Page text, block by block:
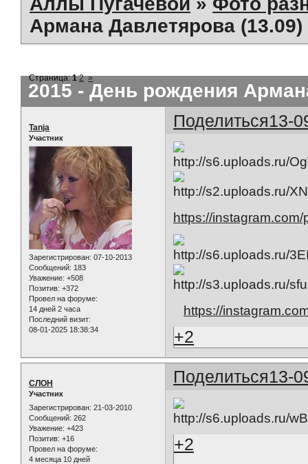
Армана Давлетярова
2015 - День рождения
Страница:1 2 »
Поделиться13-
Tanja
Участник
Зарегистрирован: 07-10-2013
Сообщений: 183
Уважение: +508
Позитив: +372
Провел на форуме:
14 дней 2 часа
Последний визит:
08-01-2025 18:38:34
https://
https://
+2
Поделиться13-
СЛОН
Участник
Зарегистрирован: 21-03-2010
Сообщений: 262
Уважение: +423
Позитив: +16
Провел на форуме:
4 месяца 10 дней
+2